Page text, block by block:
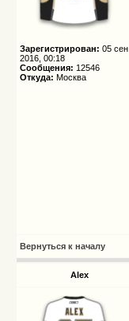
Зарегистрирован: 05 сен
2016, 00:18
Сообщения: 12546
Откуда: Москва
Вернуться к началу
Alex